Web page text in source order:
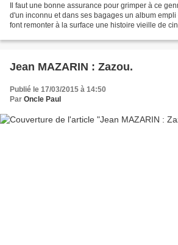
Il faut une bonne assurance pour grimper à ce
d'un inconnu et dans ses bagages un album
font remonter à la surface une histoire vieille de
Jean MAZARIN : Zazou.
Publié le 17/03/2015 à 14:50
Par Oncle Paul